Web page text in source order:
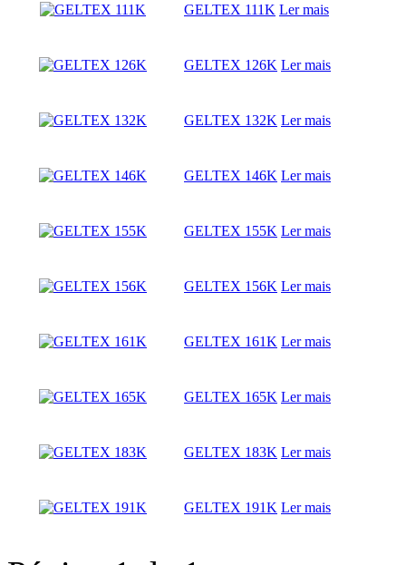
GELTEX 111K Ler mais
GELTEX 126K Ler mais
GELTEX 132K Ler mais
GELTEX 146K Ler mais
GELTEX 155K Ler mais
GELTEX 156K Ler mais
GELTEX 161K Ler mais
GELTEX 165K Ler mais
GELTEX 183K Ler mais
GELTEX 191K Ler mais